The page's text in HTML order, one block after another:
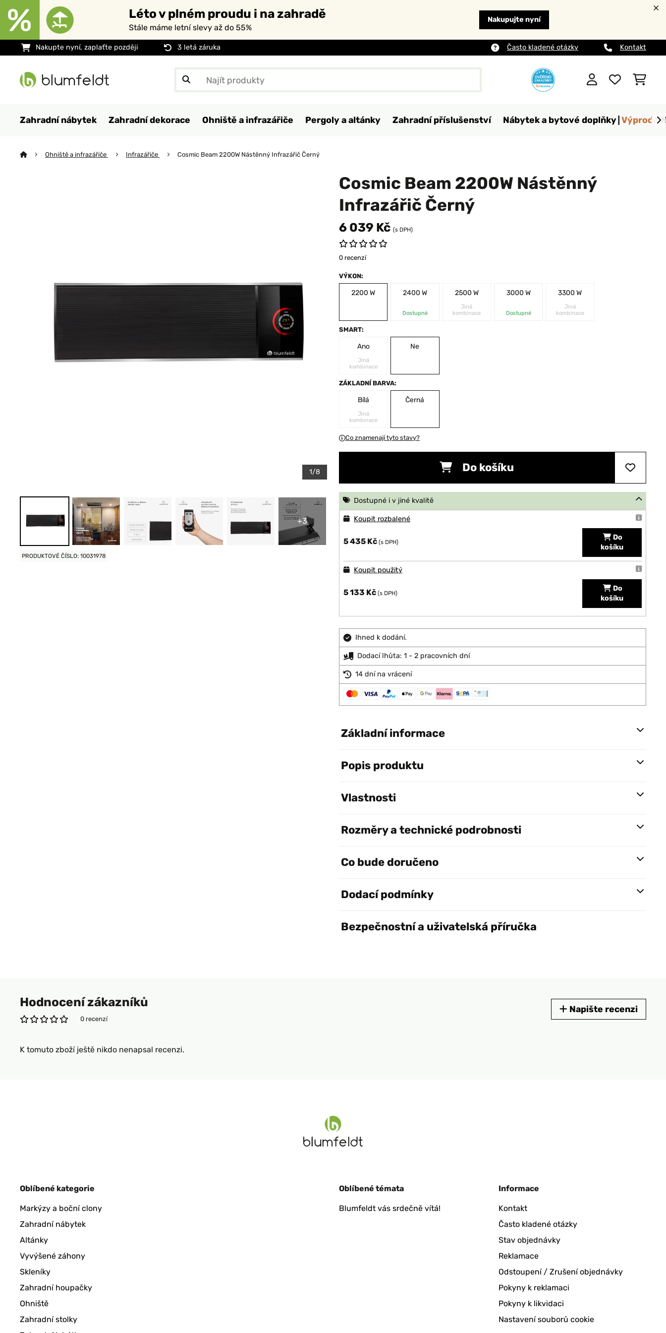
Léto v plném proudu i na zahradě
Stále máme letní slevy až do 55%
Nakupujte nyní
Nakupte nyní, zaplaťte později 3 letá záruka Často kladené otázky Kontakt
Zahradní nábytek Zahradní dekorace Ohniště a infrazářiče Pergoly a altánky Zahradní příslušenství Nábytek a bytové doplňky Výprodej
Ohniště a infrazářiče Infrazářiče Cosmic Beam 2200W Nástěnný Infrazářič Černý
1/8
+3
PRODUKTOVÉ ČÍSLO: 10031978
Cosmic Beam 2200W Nástěnný
Infrazářič Černý
6 039 Kč (s DPH)
0 recenzí
VÝKON:
2200 W 2400 W
Dostupné
2500 W
Jiná
kombinace
3000 W
Dostupné
3300 W
Jiná
kombinace
SMART:
Ano
Jiná
kombinace
Ne
ZÁKLADNÍ BARVA:
Bílá
Jiná
kombinace
Černá
Co znamenají tyto stavy?
Do košíku
Dostupné i v jiné kvalitě
Koupit rozbalené
5 435 Kč (s DPH)
Do
košíku
Koupit použitý
5 133 Kč (s DPH)
Do
košíku
Ihned k dodání.
Dodací lhůta: 1 - 2 pracovních dní
14 dní na vrácení
Základní informace
Popis produktu
Vlastnosti
Rozměry a technické podrobnosti
Co bude doručeno
Dodací podmínky
Bezpečnostní a uživatelská příručka
Hodnocení zákazníků
0 recenzí
Napište recenzi
K tomuto zboží ještě nikdo nenapsal recenzi.
Oblíbené kategorie
Markýzy a boční clony
Zahradní nábytek
Altánky
Vyvýšené záhony
Skleníky
Zahradní houpačky
Ohniště
Zahradní stolky
Oblíbené témata
Blumfeldt vás srdečně vítá!
Informace
Kontakt
Často kladené otázky
Stav objednávky
Reklamace
Odstoupení / Zrušení objednávky
Pokyny k reklamaci
Pokyny k likvidaci
Nastavení souborů cookie